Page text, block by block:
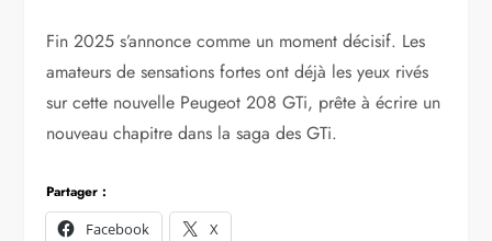
Fin 2025 s’annonce comme un moment décisif. Les
amateurs de sensations fortes ont déjà les yeux rivés
sur cette nouvelle Peugeot 208 GTi, prête à écrire un
nouveau chapitre dans la saga des GTi.
Partager :
Facebook
X